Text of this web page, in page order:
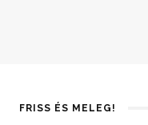
FRISS ÉS MELEG!